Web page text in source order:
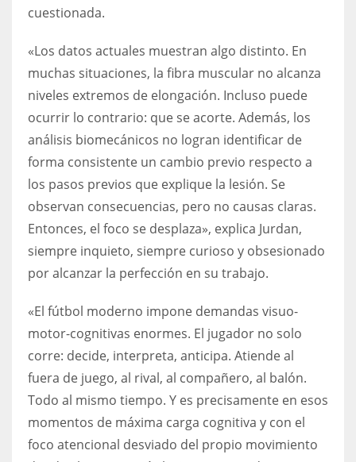
cuestionada.
«Los datos actuales muestran algo distinto. En
muchas situaciones, la fibra muscular no alcanza
niveles extremos de elongación. Incluso puede
ocurrir lo contrario: que se acorte. Además, los
análisis biomecánicos no logran identificar de
forma consistente un cambio previo respecto a
los pasos previos que explique la lesión. Se
observan consecuencias, pero no causas claras.
Entonces, el foco se desplaza», explica Jurdan,
siempre inquieto, siempre curioso y obsesionado
por alcanzar la perfección en su trabajo.
«El fútbol moderno impone demandas visuo-
motor-cognitivas enormes. El jugador no solo
corre: decide, interpreta, anticipa. Atiende al
fuera de juego, al rival, al compañero, al balón.
Todo al mismo tiempo. Y es precisamente en esos
momentos de máxima carga cognitiva y con el
foco atencional desviado del propio movimiento